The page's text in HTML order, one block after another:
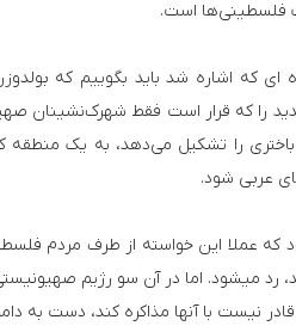
فلسطینی‌ها است.
­ای که اشاره شد باید بگوییم که
را که قرار است فقط شهرک‌نشینان
را تشکیل می‌دهد، به یک منطقه
عربی شود.
عملا این خواسته از طرف مردم
نیست با آنها مذاکره کند، دست به